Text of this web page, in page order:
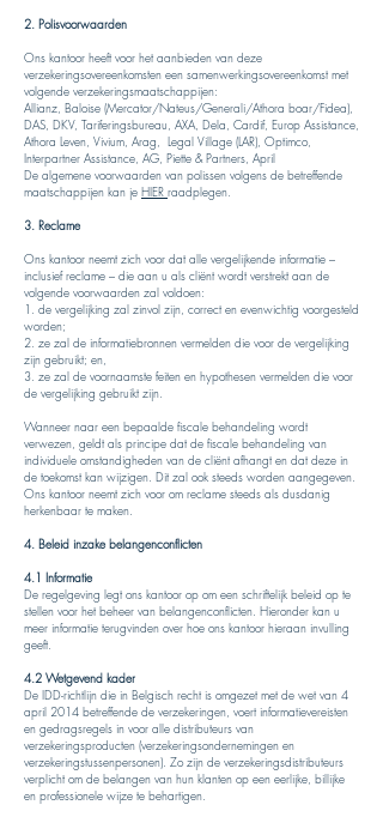
2. Polisvoorwaarden
Ons kantoor heeft voor het aanbieden van deze
verzekeringsovereenkomsten een samenwerkingsovereenkomst met
volgende verzekeringsmaatschappijen:
Allianz, Baloise (Mercator/Nateus/Generali/Athora boar/Fidea),
DAS, DKV, Tariferingsbureau, AXA, Dela, Cardif, Europ Assistance,
Athora Leven, Vivium, Arag, Legal Village (LAR), Optimco,
Interpartner Assistance, AG, Piette & Partners, April
De algemene voorwaarden van polissen volgens de betreffende
maatschappijen kan je HIER raadplegen.
3. Reclame
Ons kantoor neemt zich voor dat alle vergelijkende informatie –
inclusief reclame – die aan u als cliënt wordt verstrekt aan de
volgende voorwaarden zal voldoen:
1. de vergelijking zal zinvol zijn, correct en evenwichtig voorgesteld
worden;
2. ze zal de informatiebronnen vermelden die voor de vergelijking
zijn gebruikt; en,
3. ze zal de voornaamste feiten en hypothesen vermelden die voor
de vergelijking gebruikt zijn.
Wanneer naar een bepaalde fiscale behandeling wordt
verwezen, geldt als principe dat de fiscale behandeling van
individuele omstandigheden van de cliënt afhangt en dat deze in
de toekomst kan wijzigen. Dit zal ook steeds worden aangegeven.
Ons kantoor neemt zich voor om reclame steeds als dusdanig
herkenbaar te maken.
4. Beleid inzake belangenconflicten
4.1 Informatie
De regelgeving legt ons kantoor op om een schriftelijk beleid op te
stellen voor het beheer van belangenconflicten. Hieronder kan u
meer informatie terugvinden over hoe ons kantoor hieraan invulling
geeft.
4.2 Wetgevend kader
De IDD-richtlijn die in Belgisch recht is omgezet met de wet van 4
april 2014 betreffende de verzekeringen, voert informatievereisten
en gedragsregels in voor alle distributeurs van
verzekeringsproducten (verzekeringsondernemingen en
verzekeringstussenpersonen). Zo zijn de verzekeringsdistributeurs
verplicht om de belangen van hun klanten op een eerlijke, billijke
en professionele wijze te behartigen.